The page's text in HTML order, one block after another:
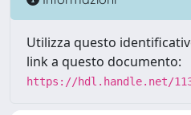
Utilizza questo
link a questo documento:
https://hdl.handle.net/